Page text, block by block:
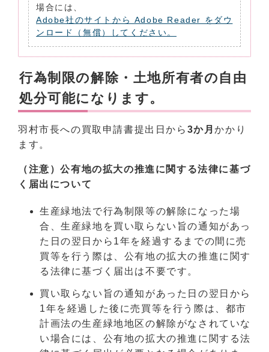
場合には、
Adobe社のサイトから Adobe Reader をダウ
ンロード（無償）してください。
行為制限の解除・土地所有者の自由
処分可能になります。
羽村市長への買取申請書提出日から 3か月かかり
ます。
（注意）公有地の拡大の推進に関する法律に基づ
く届出について
生産緑地法で行為制限等の解除になった場
合、生産緑地を買い取らない旨の通知があっ
た日の翌日から1年を経過するまでの間に売
買等を行う際は、公有地の拡大の推進に関す
る法律に基づく届出は不要です。
買い取らない旨の通知があった日の翌日から
1年を経過した後に売買等を行う際は、都市
計画法の生産緑地地区の解除がなされていな
い場合には、公有地の拡大の推進に関する法